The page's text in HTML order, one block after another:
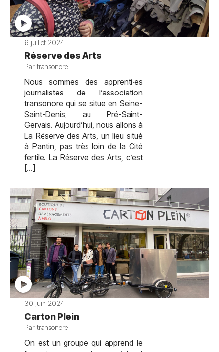
6 juillet 2024
Réserve des Arts
Par transonore
Nous sommes des apprenti·es
journalistes de l’association
transonore qui se situe en Seine-
Saint-Denis, au Pré-Saint-
Gervais. Aujourd’hui, nous allons à
La Réserve des Arts, un lieu situé
à Pantin, pas très loin de la Cité
fertile. La Réserve des Arts, c’est
[…]
30 juin 2024
Carton Plein
Par transonore
On est un groupe qui apprend le